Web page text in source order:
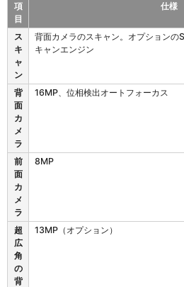
1
デ
ー
タ
ャ
プ
チ
項
目
仕様
ス
キ
ャ
ン
背面カメラのスキャン。オプション
キャンエンジン
背
面
カ
メ
ラ
16MP、位相検出オートフォーカス
前
面
カ
メ
ラ
8MP
超
広
角
の
背
13MP（オプション）